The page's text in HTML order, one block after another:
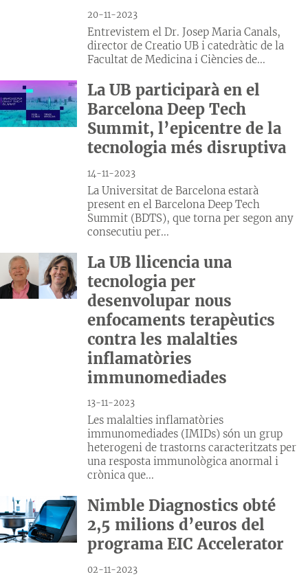
20-11-2023
Entrevistem el Dr. Josep Maria Canals,
director de Creatio UB i catedràtic de la
Facultat de Medicina i Ciències de...
La UB participarà en el
Barcelona Deep Tech
Summit, l’epicentre de la
tecnologia més disruptiva
14-11-2023
La Universitat de Barcelona estarà
present en el Barcelona Deep Tech
Summit (BDTS), que torna per segon any
consecutiu per...
La UB llicencia una
tecnologia per
desenvolupar nous
enfocaments terapèutics
contra les malalties
inflamatòries
immunomediades
13-11-2023
Les malalties inflamatòries
immunomediades (IMIDs) són un grup
heterogeni de trastorns caracteritzats per
una resposta immunològica anormal i
crònica que...
Nimble Diagnostics obté
2,5 milions d’euros del
programa EIC Accelerator
02-11-2023